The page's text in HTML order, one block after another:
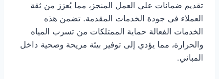
تقديم ضمانات على العمل المنجز، مما يُعزز من ثقة
العملاء في جودة الخدمات المقدمة. تضمن هذه
الخدمات الفعالة حماية الممتلكات من تسرب المياه
والحرارة، مما يؤدي إلى توفير بيئة مريحة وصحية داخل
المباني.